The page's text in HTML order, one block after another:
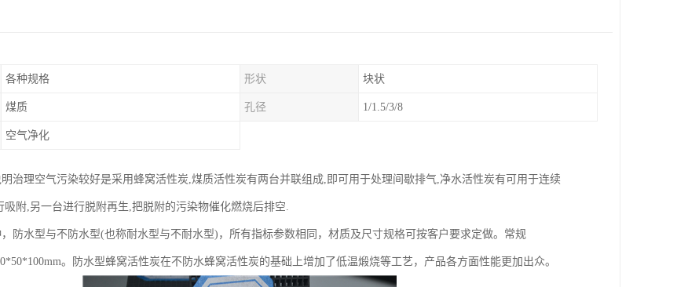
各种规格 形状 块状
煤质 孔径 1/1.5/3/8
空气净化
治理空气污染较好是采用蜂窝活性炭,煤质活性炭有两台并联组成,即可用于处理间歇排气,净水活性炭有可用于连续
吸附,另一台进行脱附再生,把脱附的污染物催化燃烧后排空.
防水型与不防水型(也称耐水型与不耐水型)，所有指标参数相同，材质及尺寸规格可按客户要求定做。常规
。防水型蜂窝活性炭在不防水蜂窝活性炭的基础上增加了低温煅烧等工艺，产品各方面性能更加出众。